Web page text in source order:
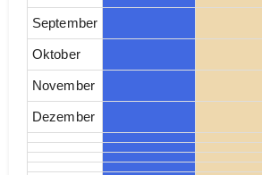
September
Oktober
November
Dezember